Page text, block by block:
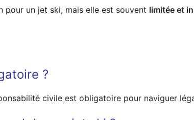
pour un jet ski, mais elle est souvent limitée et
?
civile est obligatoire pour naviguer